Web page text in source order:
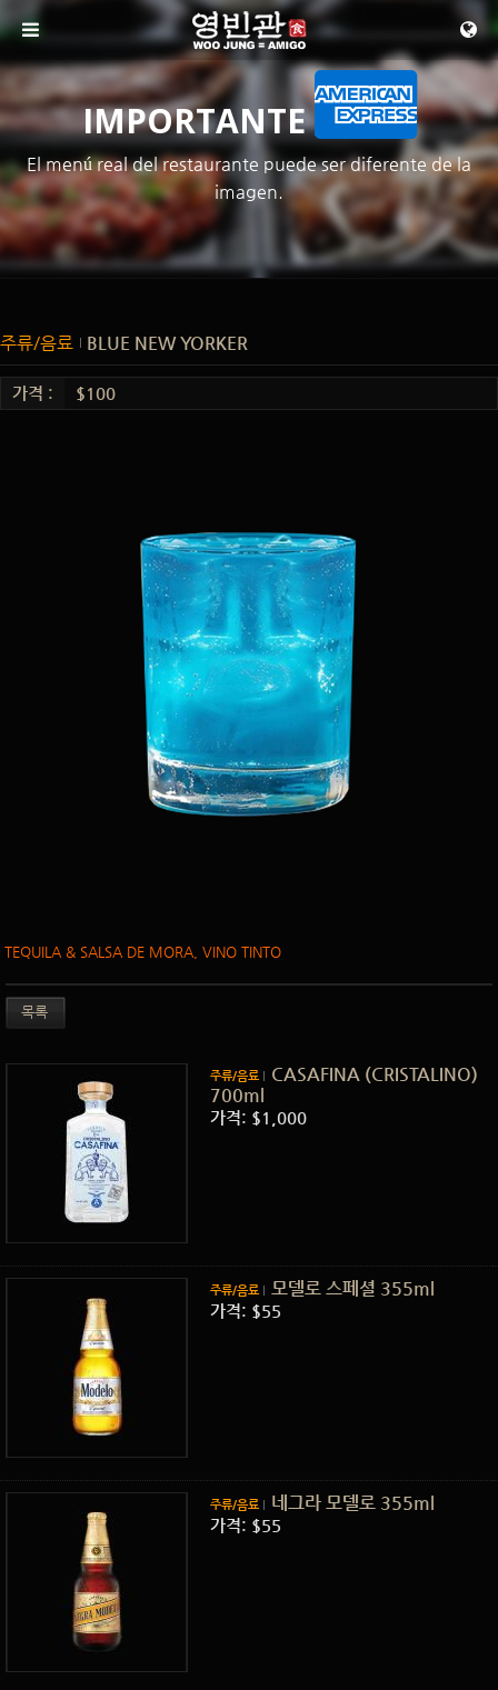
메뉴 건너뛰기
IMPORTANTE
El menú real del restaurante puede ser diferente de la
imagen.
주류/음료 BLUE NEW YORKER
가격 : $100
TEQUILA & SALSA DE MORA, VINO TINTO
목록
주류/음료
CASAFINA (CRISTALINO)
700ml
가격: $1,000
주류/음료 모델로 스페셜 355ml
가격: $55
주류/음료 네그라 모델로 355ml
가격: $55